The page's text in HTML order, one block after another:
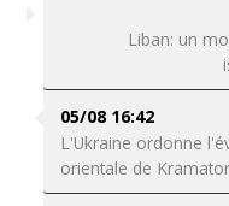
Liban: un
05/08 16:42
L'Ukraine ordonne
orientale de